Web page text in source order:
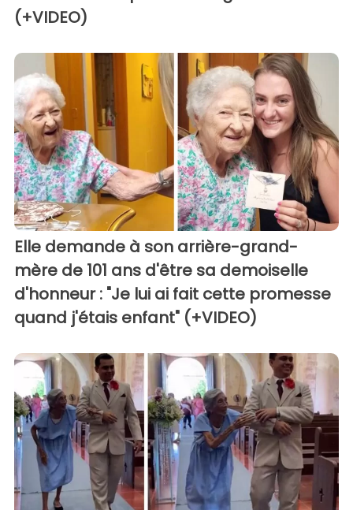
(+VIDEO)
Elle demande à son arrière-grand-
mère de 101 ans d'être sa demoiselle
d'honneur : "Je lui ai fait cette promesse
quand j'étais enfant" (+VIDEO)